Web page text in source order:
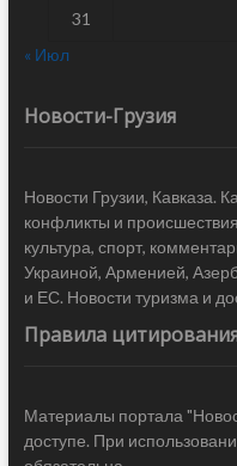
31
« Июл
Новости-Грузия
Новости Грузии, Кавказа.
конфликты и
культура, спорт,
Украиной, Арменией,
и ЕС. Новости туризма и
Правила
Материалы портала
доступе. При